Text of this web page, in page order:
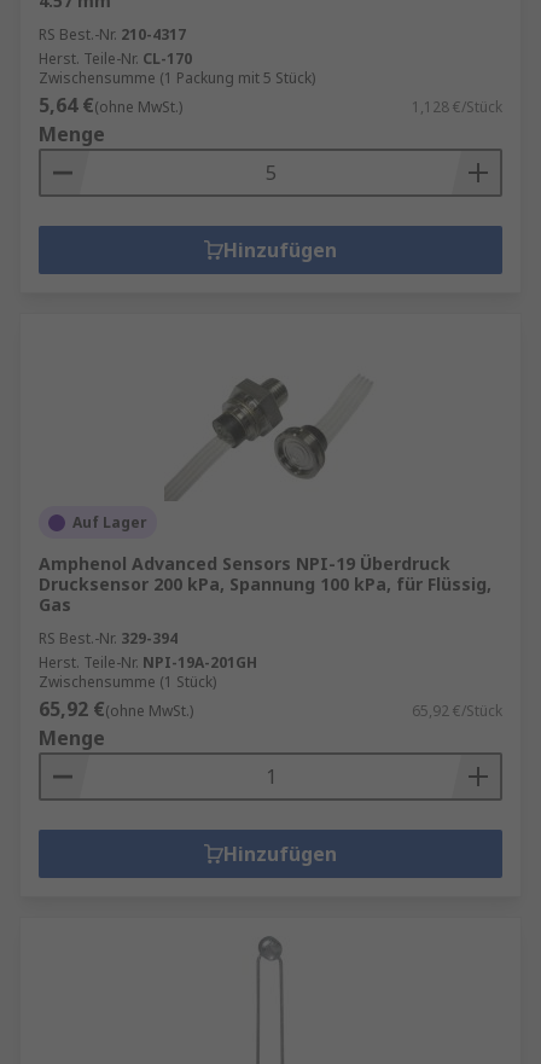
RS Best.-Nr. 210-4317
Herst. Teile-Nr. CL-170
Zwischensumme (1 Packung mit 5 Stück)
5,64 €(ohne MwSt.) 1,128 €/Stück
Menge
Hinzufügen
Auf Lager
Amphenol Advanced Sensors NPI-19 Überdruck
Drucksensor 200 kPa, Spannung 100 kPa, für Flüssig,
Gas
RS Best.-Nr. 329-394
Herst. Teile-Nr. NPI-19A-201GH
Zwischensumme (1 Stück)
65,92 €(ohne MwSt.) 65,92 €/Stück
Menge
Hinzufügen